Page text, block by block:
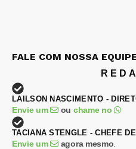
FALE COM NOSSA EQUIPE
LAILSON NASCIMENTO -
Envie um ou chame no
TACIANA STENGLE - CHEFE
Envie um agora mesmo